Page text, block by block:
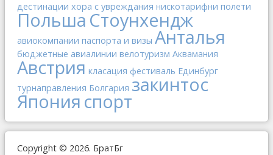
дестинации хора с увреждания нискотарифни полети
Польша Стоунхендж
авиокомпании паспорта и визы Анталья
бюджетные авиалинии велотуризм Аквамания
Австрия класация фестиваль Единбург
турнаправления Болгария закинтос
Япония спорт
Copyright © 2026. БратБг